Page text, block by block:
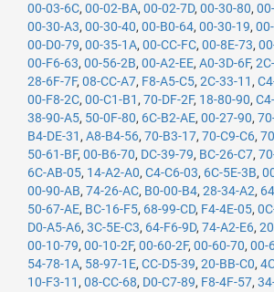
00-03-6C, 00-02-BA, 00-02-7D, 00-30-80,
00-30-A3, 00-30-40, 00-B0-64, 00-30-19,
00-D0-79, 00-35-1A, 00-CC-FC, 00-8E-73,
00-F6-63, 00-56-2B, 00-A2-EE, A0-3D-6F,
28-6F-7F, 08-CC-A7, F8-A5-C5, 2C-33-11 ,
00-F8-2C, 00-C1-B1 , 70-DF-2F, 18-80-90,
38-90-A5, 50-0F-80, 6C-B2-AE, 00-27-90,
B4-DE-31 , A8-B4-56, 70-B3-17, 70-C9-C6,
50-61-BF, 00-B6-70, DC-39-79, BC-26-C7,
6C-AB-05, 14-A2-A0, C4-C6-03, 6C-5E-3B,
00-90-AB, 74-26-AC, B0-00-B4, 28-34-A2,
50-67-AE, BC-16-F5, 68-99-CD, F4-4E-05,
D0-A5-A6, 3C-5E-C3, 64-F6-9D, 74-A2-E6,
00-10-79, 00-10-2F, 00-60-2F, 00-60-70, 00-
54-78-1A, 58-97-1E, CC-D5-39, 20-BB-C0,
10-F3-11 , 08-CC-68, D0-C7-89, F8-4F-57,